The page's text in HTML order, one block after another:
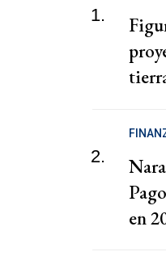
1.
2.
en